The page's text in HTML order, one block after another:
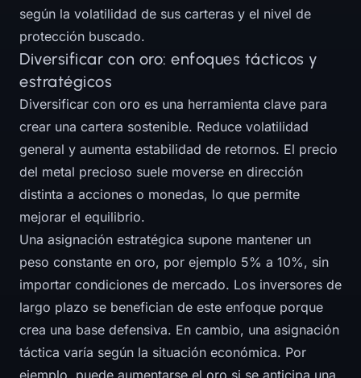
según la volatilidad de sus carteras y el nivel de
protección buscado.
Diversificar con oro: enfoques tácticos y
estratégicos
Diversificar con oro es una herramienta clave para
crear una cartera sostenible. Reduce volatilidad
general y aumenta estabilidad de retornos. El precio
del metal precioso suele moverse en dirección
distinta a acciones o monedas, lo que permite
mejorar el equilibrio.
Una asignación estratégica supone mantener un
peso constante en oro, por ejemplo 5% a 10%, sin
importar condiciones de mercado. Los inversores de
largo plazo se benefician de este enfoque porque
crea una base defensiva. En cambio, una asignación
táctica varía según la situación económica. Por
ejemplo, puede aumentarse el oro si se anticipa una